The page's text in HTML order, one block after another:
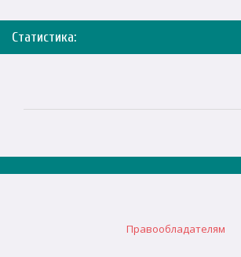
Статистика:
Правообладателям